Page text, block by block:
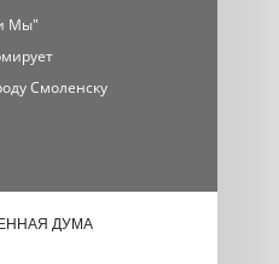
Мы"
Смоленску
ДУМА